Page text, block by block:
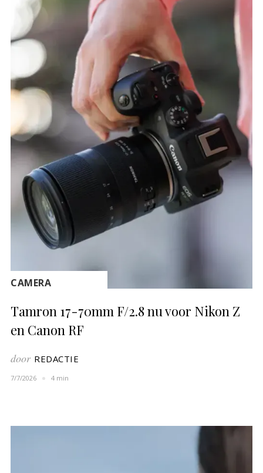
CAMERA
Tamron 17-70mm F/2.8 nu voor Nikon Z
en Canon RF
door REDACTIE
7/7/2026 4 min